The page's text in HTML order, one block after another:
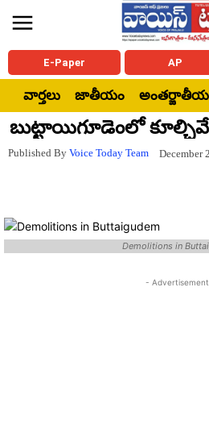
E-Paper AP
వార్తలు జాతీయం
బుట్టాయిగూడెంలో
Published By Voice Today Team December
Demolitions in
-